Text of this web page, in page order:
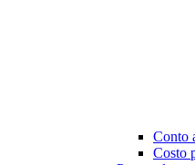
Conto
Costo